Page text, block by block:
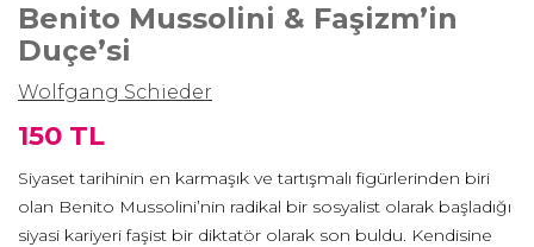
Benito Mussolini & Faşizm’in
Duçe’si
Wolfgang Schieder
150 TL
Siyaset tarihinin en karmaşık ve tartışmalı figürlerinden biri
olan Benito Mussolini’nin radikal bir sosyalist olarak başladığı
siyasi kariyeri faşist bir diktatör olarak son buldu. Kendisine